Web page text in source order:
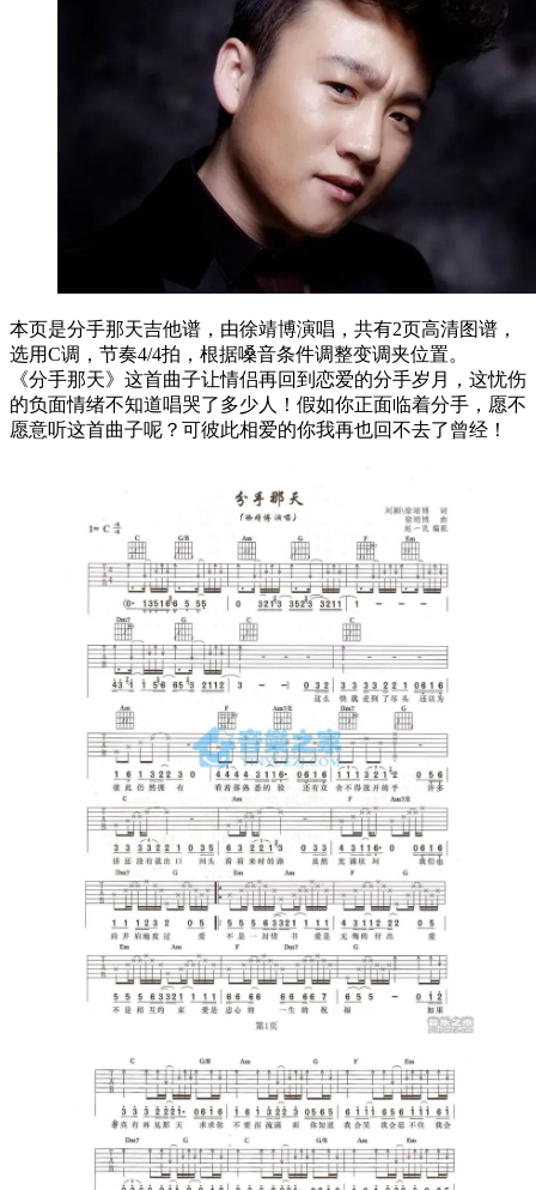
本页是分手那天吉他谱，由徐靖博演唱，共有2页高清图谱，
选用C调，节奏4/4拍，根据嗓音条件调整变调夹位置。
《分手那天》这首曲子让情侣再回到恋爱的分手岁月，这忧伤
的负面情绪不知道唱哭了多少人！假如你正面临着分手，愿不
愿意听这首曲子呢？可彼此相爱的你我再也回不去了曾经！